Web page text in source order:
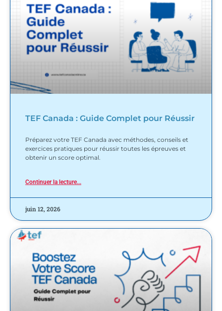
TEF Canada : Guide Complet pour Réussir
Préparez votre TEF Canada avec méthodes, conseils et
exercices pratiques pour réussir toutes les épreuves et
obtenir un score optimal.
Continuer la lecture...
juin 12, 2026